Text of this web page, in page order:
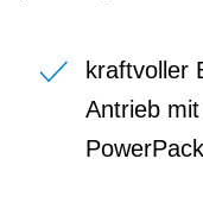
kraftvoller
Antrieb